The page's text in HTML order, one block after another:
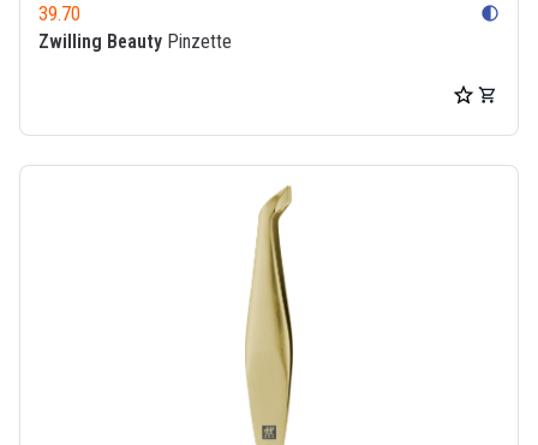
39.70 contrast
Zwilling Beauty Pinzette